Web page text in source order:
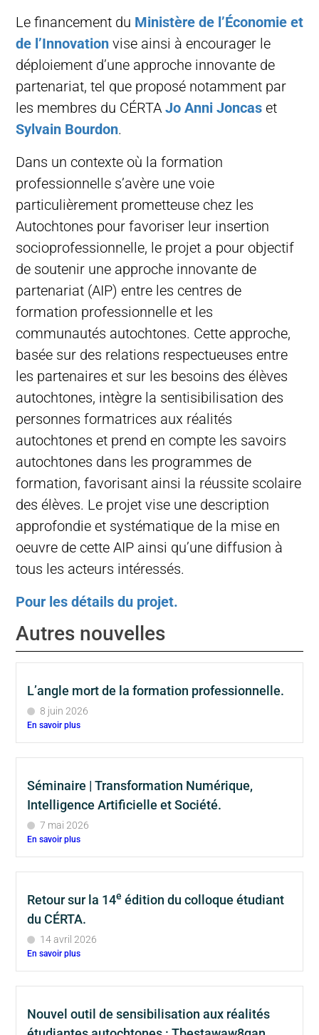
Le financement du Ministère de l’Économie et
de l’Innovation vise ainsi à encourager le
déploiement d’une approche innovante de
partenariat, tel que proposé notamment par
les membres du CÉRTA Jo Anni Joncas et
Sylvain Bourdon.
Dans un contexte où la formation
professionnelle s’avère une voie
particulièrement prometteuse chez les
Autochtones pour favoriser leur insertion
socioprofessionnelle, le projet a pour objectif
de soutenir une approche innovante de
partenariat (AIP) entre les centres de
formation professionnelle et les
communautés autochtones. Cette approche,
basée sur des relations respectueuses entre
les partenaires et sur les besoins des élèves
autochtones, intègre la sentisibilisation des
personnes formatrices aux réalités
autochtones et prend en compte les savoirs
autochtones dans les programmes de
formation, favorisant ainsi la réussite scolaire
des élèves. Le projet vise une description
approfondie et systématique de la mise en
oeuvre de cette AIP ainsi qu’une diffusion à
tous les acteurs intéressés.
Pour les détails du projet.
Autres nouvelles
L’angle mort de la formation professionnelle.
8 juin 2026
En savoir plus
Séminaire | Transformation Numérique,
Intelligence Artificielle et Société.
7 mai 2026
En savoir plus
Retour sur la 14e édition du colloque étudiant
du CÉRTA.
14 avril 2026
En savoir plus
Nouvel outil de sensibilisation aux réalités